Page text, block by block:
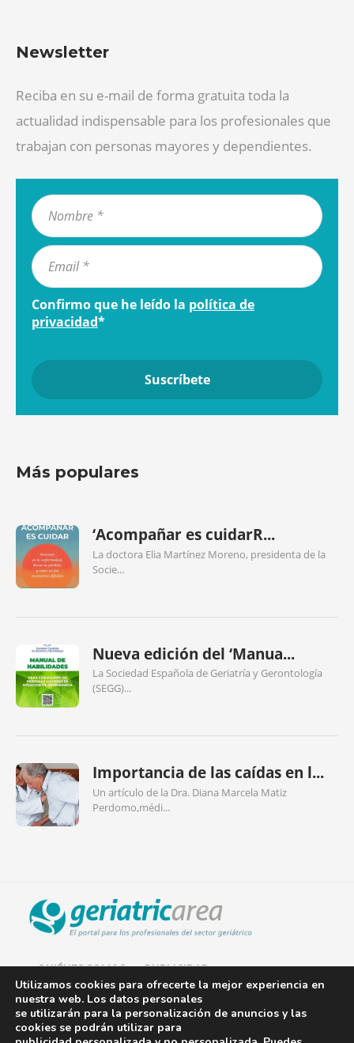
Newsletter
Reciba en su e-mail de forma gratuita toda la
actualidad indispensable para los profesionales que
trabajan con personas mayores y dependientes.
Confirmo que he leído la política de
privacidad*
Más populares
‘Acompañar es cuidarR...
La doctora Elia Martínez Moreno, presidenta de la
Socie...
Nueva edición del ‘Manua...
La Sociedad Española de Geriatría y Gerontología
(SEGG)...
Importancia de las caídas en l...
Un artículo de la Dra. Diana Marcela Matiz
Perdomo,médi...
QUIÉNES SOMOS PUBLICIDAD
AVISO LEGAL
POLÍTICA DE COOKIES
Utilizamos cookies para ofrecerte la mejor experiencia en
nuestra web. Los datos personales
se utilizarán para la personalización de anuncios y las
cookies se podrán utilizar para